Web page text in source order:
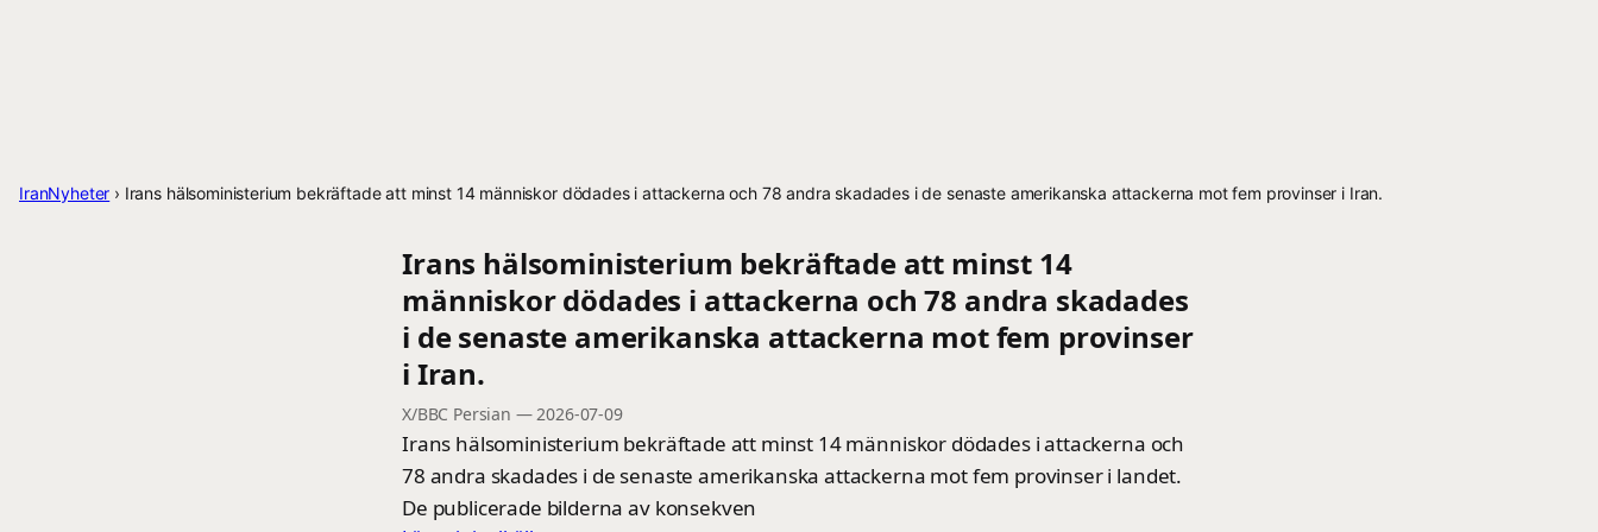
IranNyheter › Irans hälsoministerium bekräftade att minst 14 människor dödades i attackerna och 78 andra skadades i de senaste amerikanska attackerna mot fem provinser i Iran.
Irans hälsoministerium bekräftade att minst 14
människor dödades i attackerna och 78 andra skadades
i de senaste amerikanska attackerna mot fem provinser
i Iran.
X/BBC Persian —2026-07-09
Irans hälsoministerium bekräftade att minst 14 människor dödades i attackerna och
78 andra skadades i de senaste amerikanska attackerna mot fem provinser i landet.
De publicerade bilderna av konsekven